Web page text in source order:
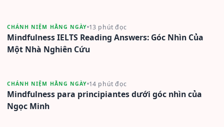
CHÁNH NIỆM HẰNG NGÀY 13 phút đọc
Mindfulness IELTS Reading Answers: Góc Nhìn Của
Một Nhà Nghiên Cứu
CHÁNH NIỆM HẰNG NGÀY 14 phút đọc
Mindfulness para principiantes dưới góc nhìn của
Ngọc Minh